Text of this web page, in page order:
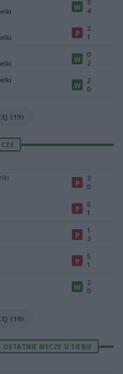
W
3
4
P
2
1
W
0
2
W
2
0
(19)
P
3
0
P
6
1
P
1
3
P
5
1
W
2
0
(19)
MECZE U SIEBIE